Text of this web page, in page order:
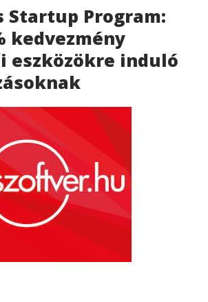
Startup Program:
kedvezmény
eszközökre induló